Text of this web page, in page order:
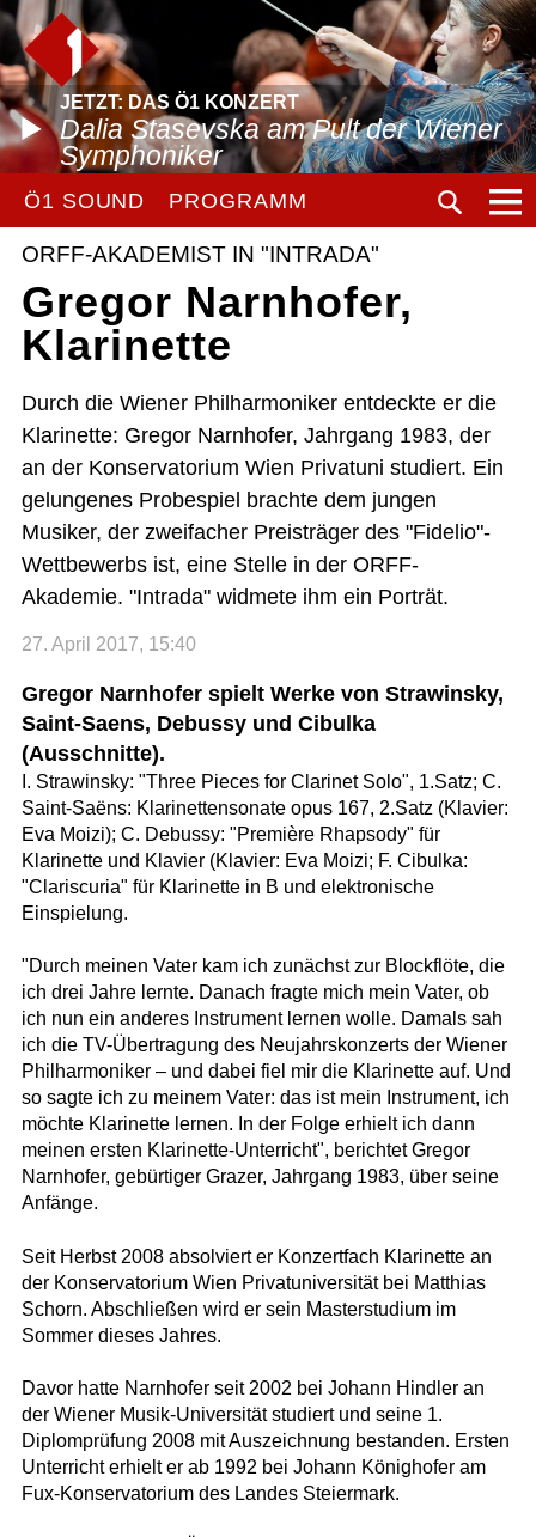
JETZT: DAS Ö1 KONZERT
Dalia Stasevska am Pult der Wiener
Symphoniker
Ö1 SOUND PROGRAMM
ORFF-AKADEMIST IN "INTRADA"
Gregor Narnhofer,
Klarinette
Durch die Wiener Philharmoniker entdeckte er die
Klarinette: Gregor Narnhofer, Jahrgang 1983, der
an der Konservatorium Wien Privatuni studiert. Ein
gelungenes Probespiel brachte dem jungen
Musiker, der zweifacher Preisträger des "Fidelio"-
Wettbewerbs ist, eine Stelle in der ORFF-
Akademie. "Intrada" widmete ihm ein Porträt.
27. April 2017, 15:40
Gregor Narnhofer spielt Werke von Strawinsky,
Saint-Saens, Debussy und Cibulka
(Ausschnitte).
I. Strawinsky: "Three Pieces for Clarinet Solo", 1.Satz; C.
Saint-Saëns: Klarinettensonate opus 167, 2.Satz (Klavier:
Eva Moizi); C. Debussy: "Première Rhapsody" für
Klarinette und Klavier (Klavier: Eva Moizi; F. Cibulka:
"Clariscuria" für Klarinette in B und elektronische
Einspielung.
"Durch meinen Vater kam ich zunächst zur Blockflöte, die
ich drei Jahre lernte. Danach fragte mich mein Vater, ob
ich nun ein anderes Instrument lernen wolle. Damals sah
ich die TV-Übertragung des Neujahrskonzerts der Wiener
Philharmoniker – und dabei fiel mir die Klarinette auf. Und
so sagte ich zu meinem Vater: das ist mein Instrument, ich
möchte Klarinette lernen. In der Folge erhielt ich dann
meinen ersten Klarinette-Unterricht", berichtet Gregor
Narnhofer, gebürtiger Grazer, Jahrgang 1983, über seine
Anfänge.
Seit Herbst 2008 absolviert er Konzertfach Klarinette an
der Konservatorium Wien Privatuniversität bei Matthias
Schorn. Abschließen wird er sein Masterstudium im
Sommer dieses Jahres.
Davor hatte Narnhofer seit 2002 bei Johann Hindler an
der Wiener Musik-Universität studiert und seine 1.
Diplomprüfung 2008 mit Auszeichnung bestanden. Ersten
Unterricht erhielt er ab 1992 bei Johann Könighofer am
Fux-Konservatorium des Landes Steiermark.